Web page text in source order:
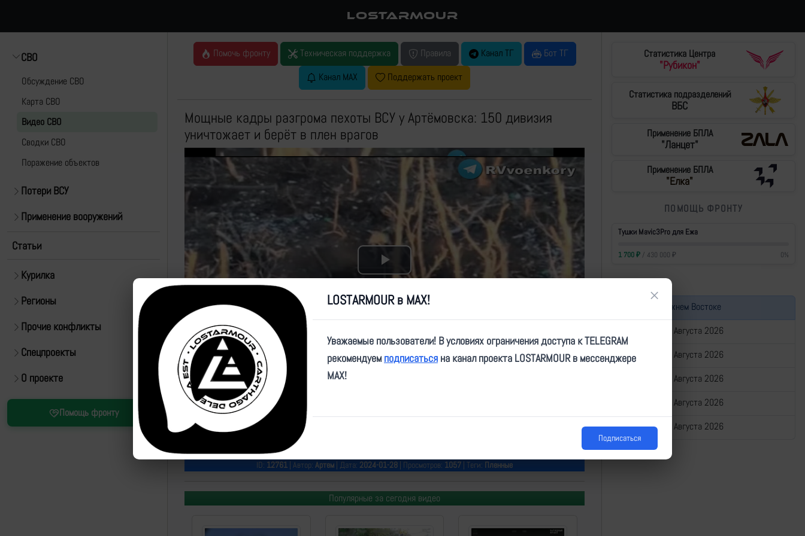
LOSTARMOUR
СВО
Обсуждение СВО
Карта СВО
Видео СВО
Cводки СВО
Поражение объектов
Потери ВСУ
Применение вооружений
Статьи
Курилка
Регионы
Прочие конфликты
Спецпроекты
О проекте
Помощь фронту
Помочь фронту Техническая поддержка Правила Канал ТГ
Бот ТГ
Канал MAX
Поддержать проект
Мощные кадры разгрома пехоты ВСУ у Артёмовска: 150 дивизия
уничтожает и берёт в плен врагов
Play
Video
Источник:https://t.me/RVvoenkor/61098?single
"Бойцы 150 мсд ЮВО против штурмовиков ВСУ. Сначала разведчики выявляют движение подразделений
ВСУ, затем накрывают минометами, после чего в бой идут наши штурмовые группы, уничтожая или беря
ID: 12761 | Автор: Артем | Дата: 2024-01-28 | Просмотров: 1057 | Теги: Пленные
Популярные за сегодня видео
Статистика Центра
"Рубикон"
Статистика подразделений
ВБС
Применение БПЛА
"Ланцет"
Применение БПЛА
"Елка"
ПОМОЩЬ ФРОНТУ
Тушки Mavic3Pro для Ежа
1 700₽/ 430 000 ₽ 0%
Война на Ближнем Востоке
Сводка за 05 Августа 2026
Сводка за 04 Августа 2026
Сводка за 03 Августа 2026
Сводка за 02 Августа 2026
Сводка за 01 Августа 2026
LOSTARMOUR в MAX! ×
Уважаемые пользователи! В условиях ограничения доступа к TELEGRAM
рекомендуем подписаться на канал проекта LOSTARMOUR в мессенджере
MAX!
Подписаться